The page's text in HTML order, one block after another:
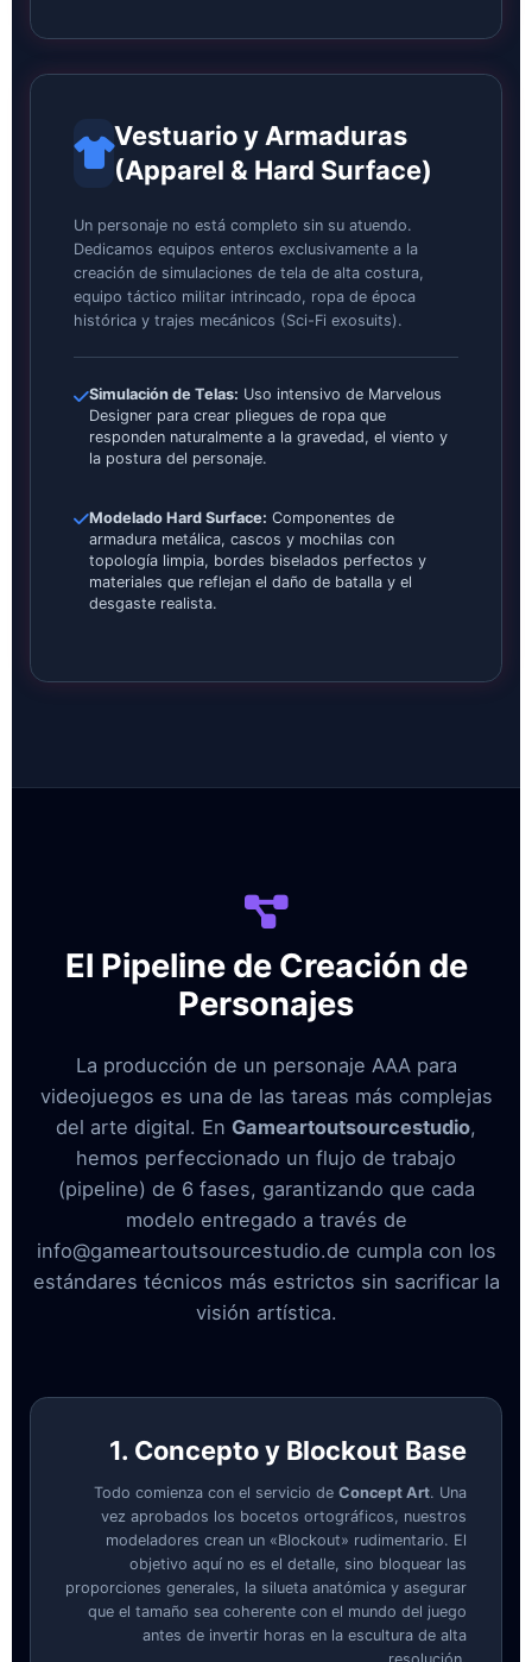
Vestuario y Armaduras
(Apparel & Hard Surface)
Un personaje no está completo sin su atuendo.
Dedicamos equipos enteros exclusivamente a la
creación de simulaciones de tela de alta costura,
equipo táctico militar intrincado, ropa de época
histórica y trajes mecánicos (Sci-Fi exosuits).
Simulación de Telas: Uso intensivo de Marvelous
Designer para crear pliegues de ropa que
responden naturalmente a la gravedad, el viento y
la postura del personaje.
Modelado Hard Surface: Componentes de
armadura metálica, cascos y mochilas con
topología limpia, bordes biselados perfectos y
materiales que reflejan el daño de batalla y el
desgaste realista.
El Pipeline de Creación de
Personajes
La producción de un personaje AAA para
videojuegos es una de las tareas más complejas
del arte digital. En Gameartoutsourcestudio,
hemos perfeccionado un flujo de trabajo
(pipeline) de 6 fases, garantizando que cada
modelo entregado a través de
info@gameartoutsourcestudio.de cumpla con los
estándares técnicos más estrictos sin sacrificar la
visión artística.
1. Concepto y Blockout Base
Todo comienza con el servicio deConcept Art. Una
vez aprobados los bocetos ortográficos, nuestros
modeladores crean un «Blockout» rudimentario. El
objetivo aquí no es el detalle, sino bloquear las
proporciones generales, la silueta anatómica y asegurar
que el tamaño sea coherente con el mundo del juego
antes de invertir horas en la escultura de alta
resolución.